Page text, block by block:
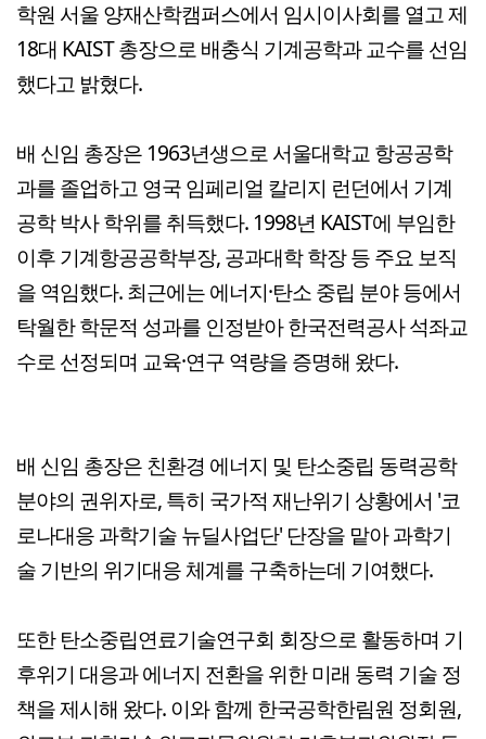
학원 서울 양재산학캠퍼스에서 임시이사회를 열고 제
18대 KAIST 총장으로 배충식 기계공학과 교수를 선임
했다고 밝혔다.
배 신임 총장은 1963년생으로 서울대학교 항공공학
과를 졸업하고 영국 임페리얼 칼리지 런던에서 기계
공학 박사 학위를 취득했다. 1998년 KAIST에 부임한
이후 기계항공공학부장, 공과대학 학장 등 주요 보직
을 역임했다. 최근에는 에너지·탄소 중립 분야 등에서
탁월한 학문적 성과를 인정받아 한국전력공사 석좌교
수로 선정되며 교육·연구 역량을 증명해 왔다.
배 신임 총장은 친환경 에너지 및 탄소중립 동력공학
분야의 권위자로, 특히 국가적 재난위기 상황에서 '코
로나대응 과학기술 뉴딜사업단' 단장을 맡아 과학기
술 기반의 위기대응 체계를 구축하는데 기여했다.
또한 탄소중립연료기술연구회 회장으로 활동하며 기
후위기 대응과 에너지 전환을 위한 미래 동력 기술 정
책을 제시해 왔다. 이와 함께 한국공학한림원 정회원,